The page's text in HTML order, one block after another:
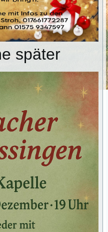
später